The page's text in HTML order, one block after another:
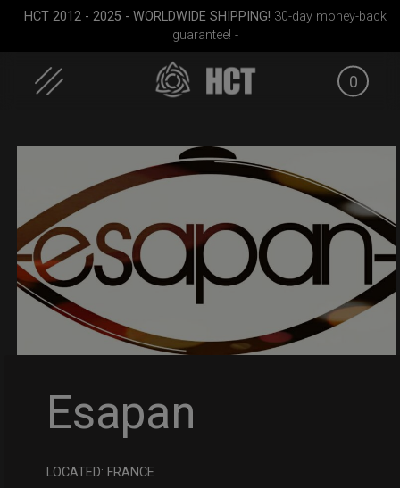
HCT 2012 - 2025 - WORLDWIDE SHIPPING! 30-day money-back
guarantee! -
0
ON-OFF RFID pocket
Smarty Airtek M.
Esapan
LOCATED: FRANCE